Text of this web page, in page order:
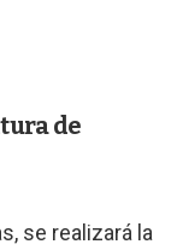
de
se realizará la